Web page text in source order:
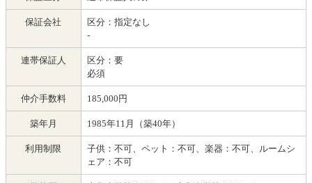
保証会社
区分：指定なし
-
連帯保証人
区分：要
必須
仲介手数料 185,000円
築年月 1985年11月（築40年）
利用制限
子供：不可、ペット：不可、楽器：不可、ルームシ
ェア：不可